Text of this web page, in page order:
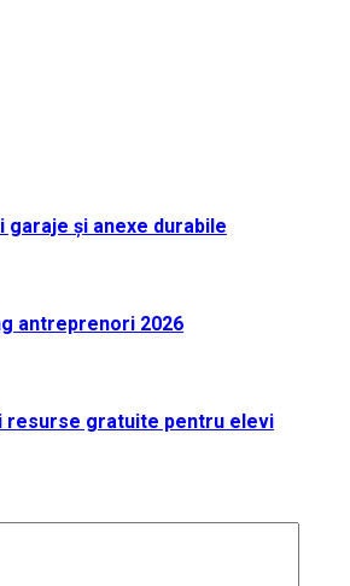
garaje și anexe durabile
antreprenori 2026
resurse gratuite pentru elevi